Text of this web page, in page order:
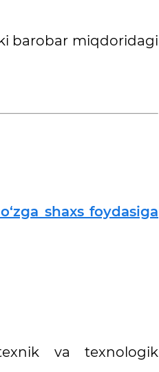
barobar miqdoridagi
shaxs foydasiga
va texnologik